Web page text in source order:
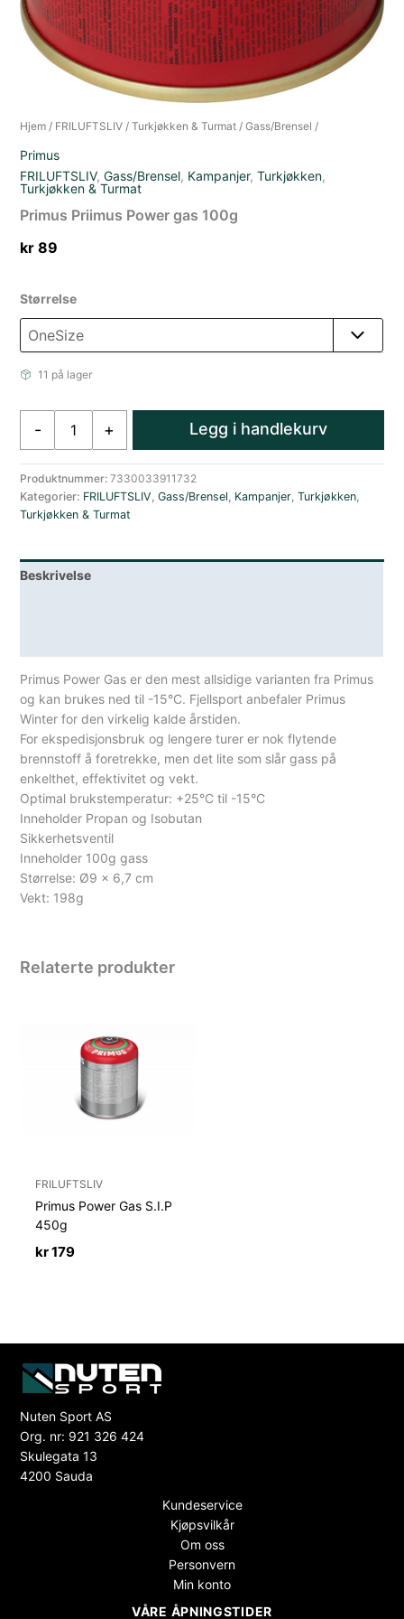
Hjem / FRILUFTSLIV /Turkjøkken & Turmat /Gass/Brensel /
Primus
FRILUFTSLIV,Gass/Brensel, Kampanjer,Turkjøkken,
Turkjøkken & Turmat
Primus Priimus Power gas 100g
kr 89
Størrelse
11 på lager
-
gas
100g
antall
+ Legg i handlekurv
Produktnummer:7330033911732
Kategorier: FRILUFTSLIV,Gass/Brensel, Kampanjer,Turkjøkken,
Turkjøkken & Turmat
Beskrivelse
Primus Power Gas er den mest allsidige varianten fra Primus
og kan brukes ned til -15°C. Fjellsport anbefaler Primus
Winter for den virkelig kalde årstiden.
For ekspedisjonsbruk og lengere turer er nok flytende
brennstoff å foretrekke, men det lite som slår gass på
enkelthet, effektivitet og vekt.
Optimal brukstemperatur: +25°C til -15°C
Inneholder Propan og Isobutan
Sikkerhetsventil
Inneholder 100g gass
Størrelse: Ø9 x 6,7 cm
Vekt: 198g
Relaterte produkter
FRILUFTSLIV
Primus Power Gas S.I.P
450g
kr179
Nuten Sport AS
Org. nr: 921 326 424
Skulegata 13
4200 Sauda
Kundeservice
Kjøpsvilkår
Om oss
Personvern
Min konto
VÅRE ÅPNINGSTIDER